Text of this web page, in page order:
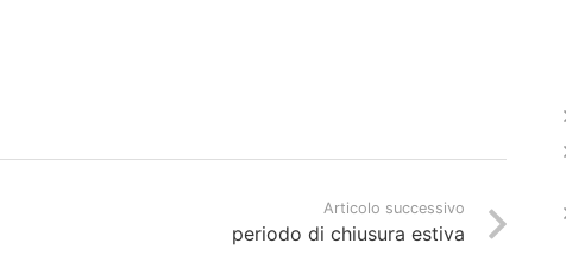
Articolo successivo
periodo di chiusura estiva